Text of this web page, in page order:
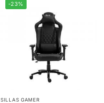
-23%
SILLAS GAMER